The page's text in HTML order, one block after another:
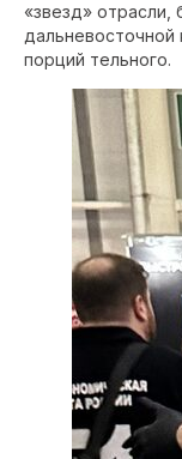
«звезд»
дальневосточной
порций тельного.